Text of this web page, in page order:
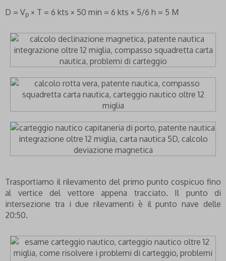
D = Vp × T = 6 kts × 50 min = 6 kts × 5/6 h = 5 M
Trasportiamo il rilevamento del primo punto cospicuo fino
al vertice del vettore appena tracciato. Il punto di
intersezione tra i due rilevamenti è il punto nave delle
20:50.